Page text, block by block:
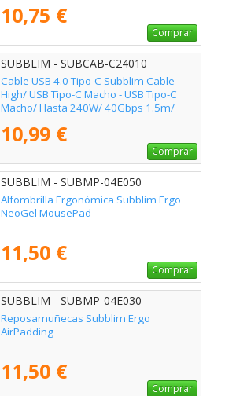
10,75 €
Comprar
SUBBLIM - SUBCAB-C24010
Cable USB 4.0 Tipo-C Subblim Cable
High/ USB Tipo-C Macho - USB Tipo-C
Macho/ Hasta 240W/ 40Gbps 1.5m/
10,99 €
Comprar
SUBBLIM - SUBMP-04E050
Alfombrilla Ergonómica Subblim Ergo
NeoGel MousePad
11,50 €
Comprar
SUBBLIM - SUBMP-04E030
Reposamuñecas Subblim Ergo
AirPadding
11,50 €
Comprar